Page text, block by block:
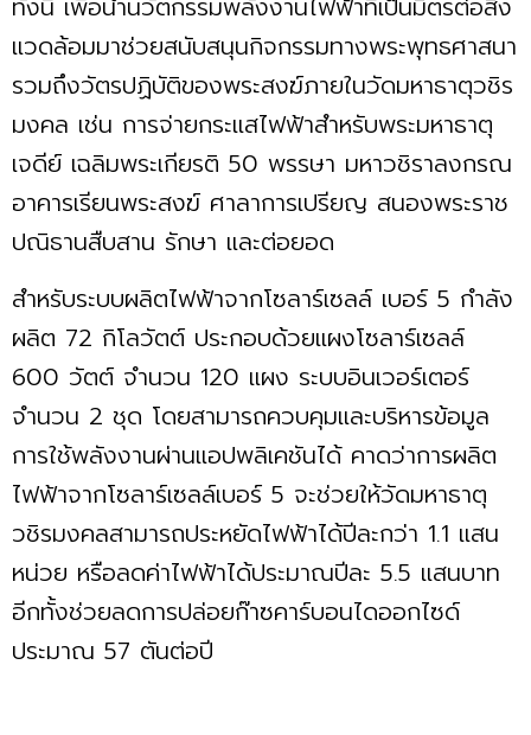
แวดล้อมมาช่วยสนับสนุนกิจกรรมทางพระพุทธศาสนา
รวมถึงวัตรปฏิบัติของพระสงฆ์ภายในวัดมหาธาตุวชิร
มงคล เช่น การจ่ายกระแสไฟฟ้าสำหรับพระมหาธาตุ
เจดีย์ เฉลิมพระเกียรติ 50 พรรษา มหาวชิราลงกรณ
อาคารเรียนพระสงฆ์ ศาลาการเปรียญ สนองพระราช
ปณิธานสืบสาน รักษา และต่อยอด
สำหรับระบบผลิตไฟฟ้าจากโซลาร์เซลล์ เบอร์ 5 กำลัง
ผลิต 72 กิโลวัตต์ ประกอบด้วยแผงโซลาร์เซลล์
600 วัตต์ จำนวน 120 แผง ระบบอินเวอร์เตอร์
จำนวน 2 ชุด โดยสามารถควบคุมและบริหารข้อมูล
การใช้พลังงานผ่านแอปพลิเคชันได้ คาดว่าการผลิต
ไฟฟ้าจากโซลาร์เซลล์เบอร์ 5 จะช่วยให้วัดมหาธาตุ
วชิรมงคลสามารถประหยัดไฟฟ้าได้ปีละกว่า 1.1 แสน
หน่วย หรือลดค่าไฟฟ้าได้ประมาณปีละ 5.5 แสนบาท
อีกทั้งช่วยลดการปล่อยก๊าซคาร์บอนไดออกไซด์
ประมาณ 57 ตันต่อปี